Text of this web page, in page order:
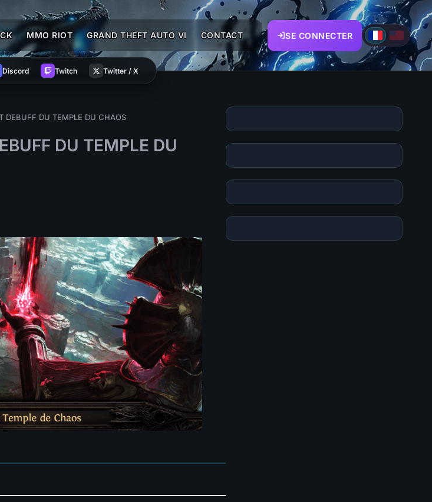
MMO RIOT GRAND THEFT AUTO VI CONTACT SE CONNECTER
Discord Twitch Twitter / X
DEBUFF DU TEMPLE DU CHAOS
DU TEMPLE DU